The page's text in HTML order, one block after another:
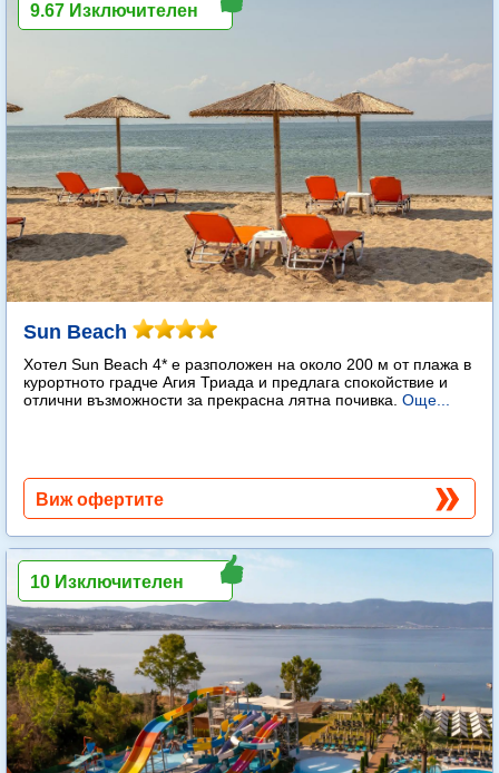
Sun Beach
Хотел Sun Beach 4* е разположен на около 200 м от плажа в
курортното градче Агия Триада и предлага спокойствие и
отлични възможности за прекрасна лятна почивка. Още...
9.67 Изключителен
Виж офертите
10 Изключителен